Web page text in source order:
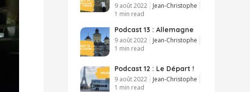
9 août 2022
Jean-Christophe
1 min read
Podcast 13 : Allemagne
9 août 2022
Jean-Christophe
1 min read
Podcast 12 : Le Départ !
9 août 2022
Jean-Christophe
1 min read